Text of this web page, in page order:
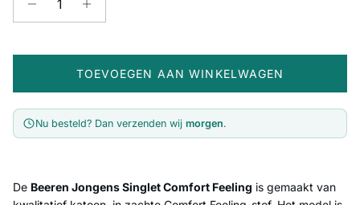
TOEVOEGEN AAN WINKELWAGEN
Nu besteld? Dan verzenden wijmorgen.
De Beeren Jongens Singlet Comfort Feeling is gemaakt van